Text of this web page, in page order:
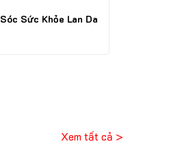
Nội Tiết Phụ Nữ
Xem tất cả >